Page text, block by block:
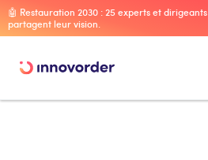
🤖 Restauration 2030 : 25 experts et dirigeants
partagent leur vision.